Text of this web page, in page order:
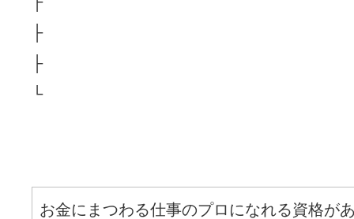
├
├
└
お金にまつわる仕事のプロになれる資格が